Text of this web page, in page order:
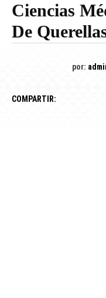
Ciencias
De
por:
COMPARTIR: